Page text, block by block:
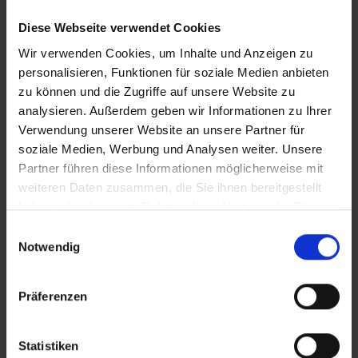
Diese Webseite verwendet Cookies
Wir verwenden Cookies, um Inhalte und Anzeigen zu
personalisieren, Funktionen für soziale Medien anbieten
zu können und die Zugriffe auf unsere Website zu
analysieren. Außerdem geben wir Informationen zu Ihrer
Verwendung unserer Website an unsere Partner für
soziale Medien, Werbung und Analysen weiter. Unsere
Partner führen diese Informationen möglicherweise mit
weiteren Daten zusammen, die Sie ihnen bereitgestellt
haben oder die sie im Rahmen Ihrer Nutzung der Dienste
Notwendig
Präferenzen
Statistiken
Nachweis der Anreise aus einem EU-Land oder der Schweiz
es vorkommen, dass der Hotelier
Nachzahlungsforderungen stellt oder die Buchung nicht
akzeptiert. Bitte beachten Sie, dass die vtours
Hotelbeschreibung für Ihre Buchung relevant ist! Es ist
möglich, dass in Einzelfällen nicht alle Veranstalter
Hotelbeschreibungen ausweisen oder es entscheidende
Unterschiede in den beschriebenen Leistungen gibt. Aug.
2023
Wichtige Hinweise
Hotelrestaurants können wöchentlich einen
Ruhetag haben; an diesem Tag kann das